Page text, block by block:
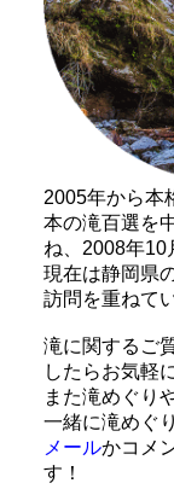
2005年から本
本の滝百選を
ね、2008年10
現在は静岡県
訪問を重ねて
滝に関するご
したらお気軽
また滝めぐり
一緒に滝めぐ
メールかコメ
す！